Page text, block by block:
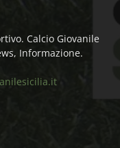
Calcio Giovanile
Informazione.